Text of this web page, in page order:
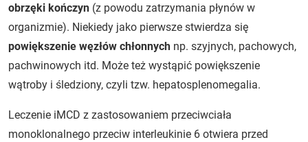
obrzęki kończyn (z powodu zatrzymania płynów w
organizmie). Niekiedy jako pierwsze stwierdza się
powiększenie węzłów chłonnych np. szyjnych, pachowych,
pachwinowych itd. Może też wystąpić powiększenie
wątroby i śledziony, czyli tzw. hepatosplenomegalia.
Leczenie iMCD z zastosowaniem przeciwciała
monoklonalnego przeciw interleukinie 6 otwiera przed